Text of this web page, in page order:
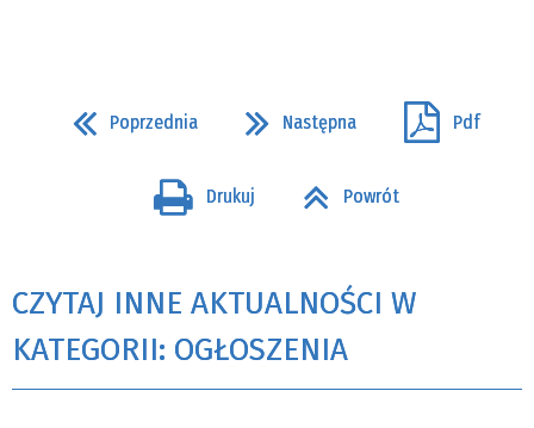
Poprzednia Następna Pdf
Drukuj Powrót
CZYTAJ INNE AKTUALNOŚCI W
KATEGORII: OGŁOSZENIA